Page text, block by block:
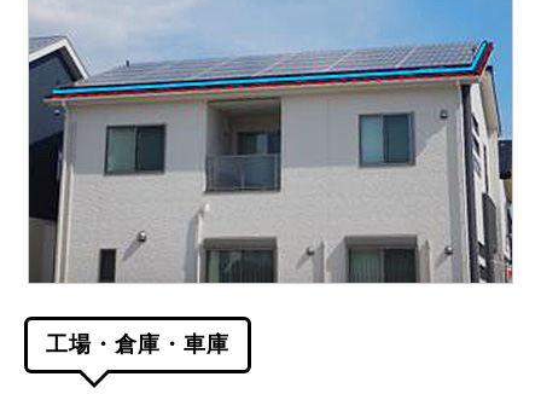
工場・倉庫・車庫